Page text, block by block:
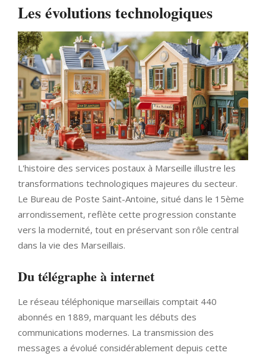
Les évolutions technologiques
L'histoire des services postaux à Marseille illustre les
transformations technologiques majeures du secteur.
Le Bureau de Poste Saint-Antoine, situé dans le 15ème
arrondissement, reflète cette progression constante
vers la modernité, tout en préservant son rôle central
dans la vie des Marseillais.
Du télégraphe à internet
Le réseau téléphonique marseillais comptait 440
abonnés en 1889, marquant les débuts des
communications modernes. La transmission des
messages a évolué considérablement depuis cette